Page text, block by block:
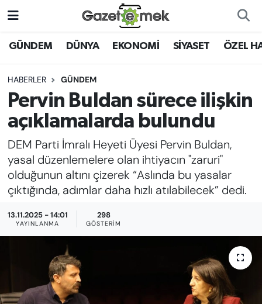
GÜNDEM DÜNYA EKONOMİ SİYASET ÖZEL
HABERLER GÜNDEM
Pervin Buldan sürece ilişkin
açıklamalarda bulundu
DEM Parti İmralı Heyeti Üyesi Pervin Buldan,
yasal düzenlemelere olan ihtiyacın "zaruri"
olduğunun altını çizerek “Aslında bu yasalar
çıktığında, adımlar daha hızlı atılabilecek” dedi.
13.11.2025 - 14:01
YAYINLANMA
298
GÖSTERIM
DÜNYA
EKONOMİ
EMEK HABERLERİ
GAZETECİLİĞİNİ GELİŞTİRMEK
FAYDALI BİLGİLER
GÜNDEM
EĞİTİM
KADIN
SAĞLIK
Nöbetçi Eczaneler
Hava Durumu
İstanbul Namaz Vakitleri
Süper Lig Puan Durumu ve Fikstür
Tüm Manşetler
Son Dakika Haberleri
Haber Arşivi